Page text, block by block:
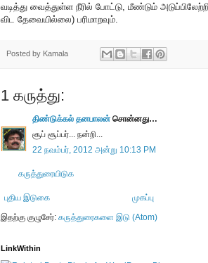
வடித்து வைத்துள்ள நீரில் போட்டு, மீண்டும்
விட தேவையில்லை) பரிமாறவும்.
Posted by Kamala
1 கருத்து:
திண்டுக்கல் தனபாலன் சொன்னது…
சூப் சூப்பர்... நன்றி...
22 நவம்பர், 2012 அன்று 10:13 PM
கருத்துரையிடுக
புதிய இடுகை
முகப்பு
இதற்கு குழுசேர்: கருத்துரைகளை இடு (Atom)
LinkWithin